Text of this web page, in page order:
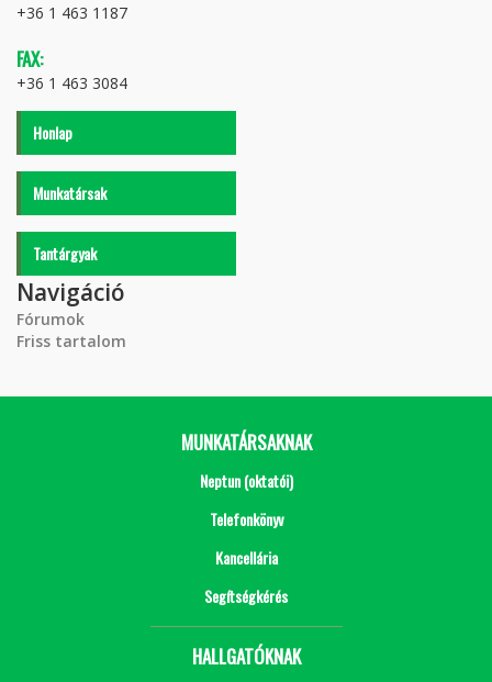
+36 1 463 1187
FAX:
+36 1 463 3084
Honlap
Munkatársak
Tantárgyak
Navigáció
Fórumok
Friss tartalom
MUNKATÁRSAKNAK
Neptun (oktatói)
Telefonkönyv
Kancellária
Segítségkérés
HALLGATÓKNAK